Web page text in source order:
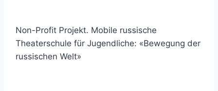
Non-Profit Projekt. Mobile russische
Theaterschule für Jugendliche: «Bewegung der
russischen Welt»